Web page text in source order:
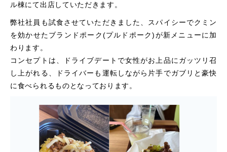
ル棟にて出店していただきます。
弊社社員も試食させていただきました、スパイシーでクミン
を効かせたブランドポーク(プルドポーク)が新メニューに加
わります。
コンセプトは、ドライブデートで女性がお上品にガッツリ召
し上がれる、ドライバーも運転しながら片手でガブリと豪快
に食べられるものとなっております。